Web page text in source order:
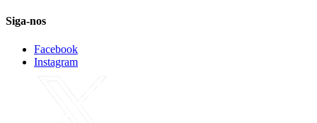
Siga-nos
Facebook
Instagram